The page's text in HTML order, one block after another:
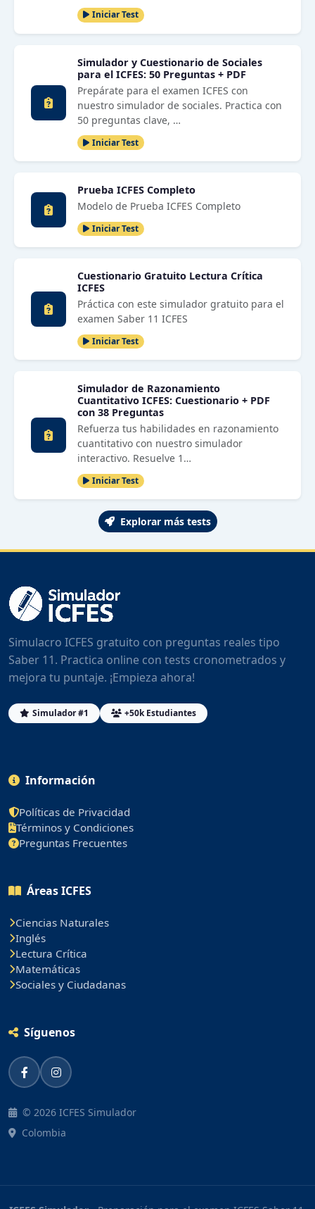
Iniciar Test
Simulador y Cuestionario de Sociales
para el ICFES: 50 Preguntas + PDF
Prepárate para el examen ICFES con
nuestro simulador de sociales. Practica con
50 preguntas clave, …
Iniciar Test
Prueba ICFES Completo
Modelo de Prueba ICFES Completo
Iniciar Test
Cuestionario Gratuito Lectura Crítica
ICFES
Práctica con este simulador gratuito para el
examen Saber 11 ICFES
Iniciar Test
Simulador de Razonamiento
Cuantitativo ICFES: Cuestionario + PDF
con 38 Preguntas
Refuerza tus habilidades en razonamiento
cuantitativo con nuestro simulador
interactivo. Resuelve 1…
Iniciar Test
Explorar más tests
Simulacro ICFES gratuito con preguntas reales tipo
Saber 11. Practica online con tests cronometrados y
mejora tu puntaje. ¡Empieza ahora!
Simulador #1 +50k Estudiantes
Información
Políticas de Privacidad
Términos y Condiciones
Preguntas Frecuentes
Áreas ICFES
Ciencias Naturales
Inglés
Lectura Crítica
Matemáticas
Sociales y Ciudadanas
Síguenos
© 2026 ICFES Simulador
Colombia